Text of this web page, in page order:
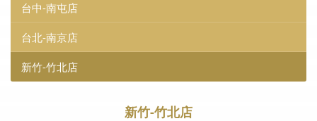
台中-南屯店
台北-南京店
新竹-竹北店
新竹-竹北店